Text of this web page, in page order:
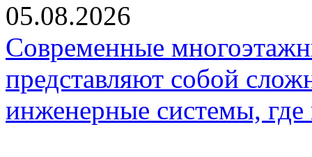
05.08.2026
Современные
представляют собой
инженерные системы,